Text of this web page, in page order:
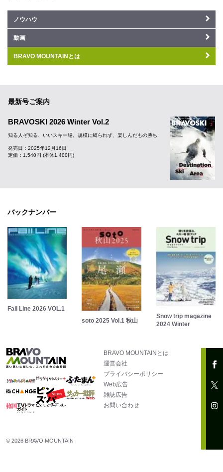
ノウハウ
動画
BRAVO MOUNTAINとは
最新号ご案内
BRAVOSKI 2026 Winter Vol.2
知る人ぞ知る、いいスキー場。規模に縛られず、楽しんだもの勝ち
発売日：2025年12月16日
定価：1,540円 (本体1,400円)
バックナンバー
Fall Line 2026 VOL.1
soto 2025 Vol.1 秋山
Snow trip magazine
2024 Winter
BRAVO MOUNTAINとは
運営会社
プライバシーポリシー
Web広告
雑誌広告
お問い合わせ
© 2026 BRAVO MOUNTAIN